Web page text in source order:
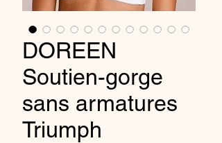
DOREEN
Soutien-gorge
sans armatures
Triumph